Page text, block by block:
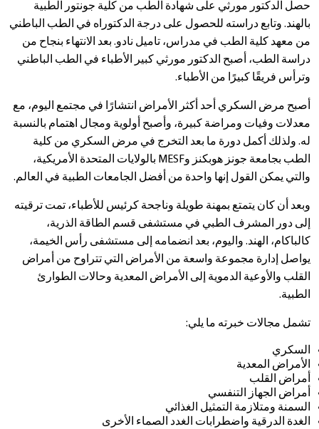
حصل الدكتور مورثي على شهادة الطب من كلية جونتور الطبية
بالهند. وتابع دراسته للحصول على درجة الدكتوراه في الطب الباطني
من معهد كلية الطب في مدراس، تاميل نادو. بعد الانتهاء بنجاح من
دراسة الطب، أصبح الدكتور مورثي كبير الأطباء في الطب الباطني
وترأس فريقًا كبيرًا من الأطباء.
أصبح مرض السكري أحد أكثر الأمراض انتشارًا في مجتمع اليوم، مع
معدلات وفيات ومراضة كبيرة، وأصبح أولوية ومجال اهتمام بالنسبة
له. ولذلك أكمل دورة ما بعد التخرج في مرض السكري من كلية
الطب بجامعة جونز هوبكنز وMESF بالولايات المتحدة الأمريكية،
والتي يمكن القول إنها واحدة من أفضل الجامعات الطبية في العالم.
وبعد أن كان يتمتع بمهنة طويلة وناجحة كرئيس للأطباء، تمت ترقيته
إلى دور المشرف الطبي في مستشفى قسم الطاقة الذرية،
كالباكام، الهند. واليوم، بعد انضمامه إلى مستشفى رأس الخيمة،
يواصل إدارة مجموعة واسعة من الأمراض التي تتراوح من أمراض
القلب والأوعية الدموية إلى الأمراض المعدية وحالات الطوارئ
الطبية.
تشمل مجالات خبرته ما يلي:
السكري
الأمراض المعدية
أمراض القلب
أمراض الجهاز التنفسي
السمنة ومتلازمة التمثيل الغذائي
الغدة الدرقية واضطرابات الغدد الصماء الأخرى